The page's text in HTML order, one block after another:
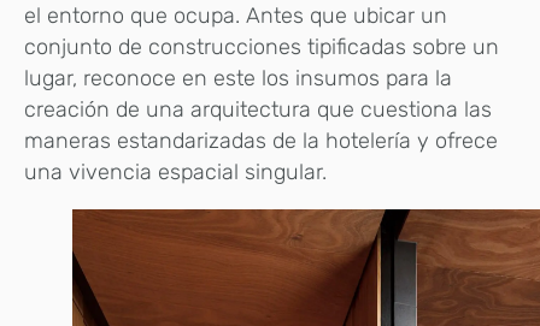
el entorno que ocupa. Antes que ubicar un
conjunto de construcciones tipificadas sobre un
lugar, reconoce en este los insumos para la
creación de una arquitectura que cuestiona las
maneras estandarizadas de la hotelería y ofrece
una vivencia espacial singular.